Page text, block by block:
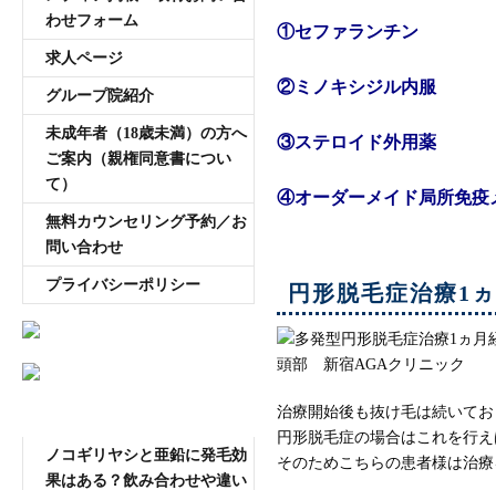
①セファランチン
②ミノキシジル内服
③ステロイド外用薬
④オーダーメイド局所免疫
円形脱毛症治療1
治療開始後も抜け毛は続いて
円形脱毛症の場合はこれを行
そのためこちらの患者様は治
わせフォーム
求人ページ
グループ院紹介
未成年者（18歳未満）の方へ
ご案内（親権同意書につい
て）
無料カウンセリング予約／お
問い合わせ
プライバシーポリシー
ノコギリヤシと亜鉛に発毛効
果はある？飲み合わせや違い